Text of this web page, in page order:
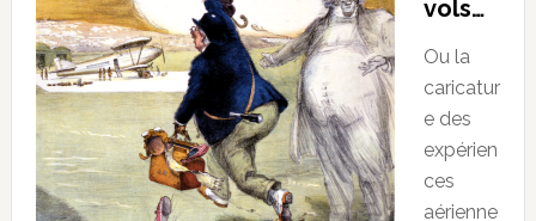
vols…
Ou la
caricatur
e des
expérien
ces
aérienne